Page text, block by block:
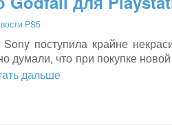
PS5
поступила крайне
думали, что при покупке
дальше